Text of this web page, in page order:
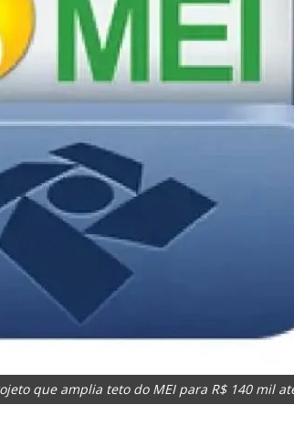
que amplia teto do MEI para R$ 140 mil